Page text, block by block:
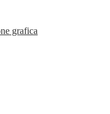
grafica